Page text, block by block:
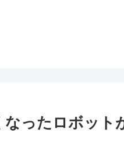
ったロボット